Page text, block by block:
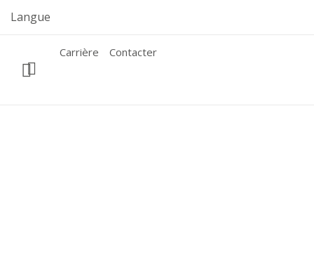
Langue
Carrière Contacter